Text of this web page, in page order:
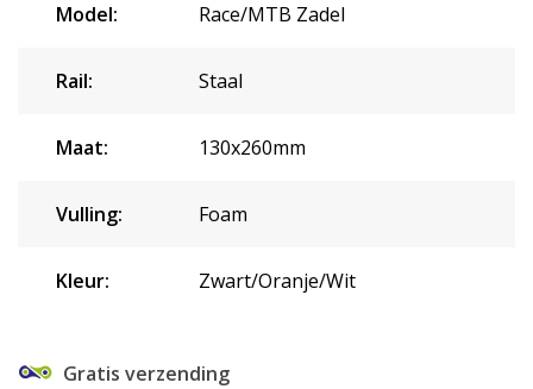
Model: Race/MTB Zadel
Rail: Staal
Maat: 130x260mm
Vulling: Foam
Kleur: Zwart/Oranje/Wit
Gratis verzending